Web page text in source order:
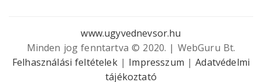
www.ugyvednevsor.hu
Minden jog fenntartva © 2020. | WebGuru Bt.
Felhasználási feltételek| Impresszum |Adatvédelmi
tájékoztató